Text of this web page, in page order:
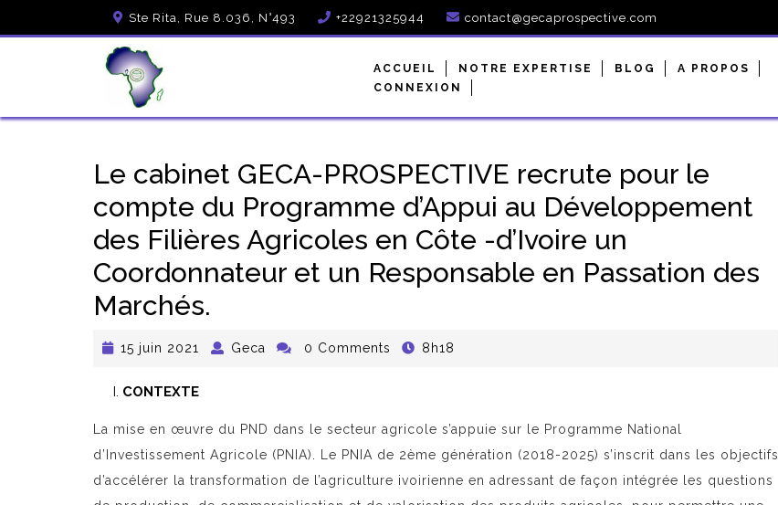
Ste Rita, Rue 8.036, N°493 +22921325944 contact@gecaprospective.com
ACCUEIL NOTRE EXPERTISE BLOG
A PROPOS
CONNEXION
Le cabinet GECA-PROSPECTIVE recrute pour le
compte du Programme d’Appui au Développement
des Filières Agricoles en Côte -d’Ivoire un
Coordonnateur et un Responsable en Passation des
Marchés.
15 juin 2021 Geca 0 Comments 8h18
CONTEXTE
La mise en œuvre du PND dans le secteur agricole s’appuie sur le Programme National
d’Investissement Agricole (PNIA). Le PNIA de 2ème génération (2018-2025) s’inscrit dans les objectifs
d’accélérer la transformation de l’agriculture ivoirienne en adressant de façon intégrée les questions